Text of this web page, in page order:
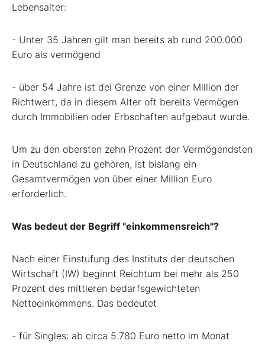
Lebensalter:
- Unter 35 Jahren gilt man bereits ab rund 200.000
Euro als vermögend
- über 54 Jahre ist dei Grenze von einer Million der
Richtwert, da in diesem Alter oft bereits Vermögen
durch Immobilien oder Erbschaften aufgebaut wurde.
Um zu den obersten zehn Prozent der Vermögendsten
in Deutschland zu gehören, ist bislang ein
Gesamtvermögen von über einer Million Euro
erforderlich.
Was bedeut der Begriff "einkommensreich"?
Nach einer Einstufung des Instituts der deutschen
Wirtschaft (IW) beginnt Reichtum bei mehr als 250
Prozent des mittleren bedarfsgewichteten
Nettoeinkommens. Das bedeutet
- für Singles: ab circa 5.780 Euro netto im Monat